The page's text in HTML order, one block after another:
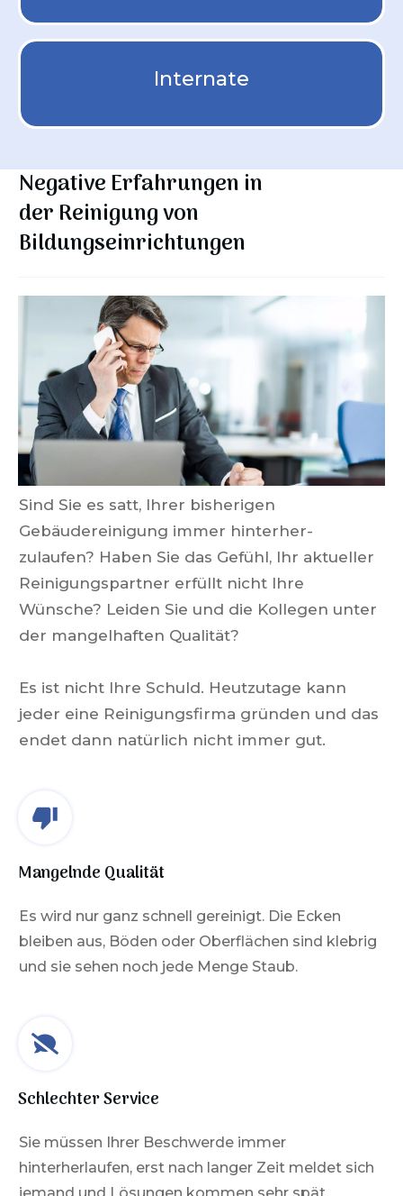
Internate
Negative Erfahrungen in
derReinigung von
Bildungseinrichtungen
Sind Sie es satt, Ihrer bisherigen
Gebäudereinigung immer hinterher-
zulaufen? Haben Sie das Gefühl, Ihr aktueller
Reinigungspartner erfüllt nicht Ihre
Wünsche? Leiden Sie und die Kollegen unter
der mangelhaften Qualität?
Es ist nicht Ihre Schuld. Heutzutage kann
jeder eine Reinigungsfirma gründen und das
endet dann natürlich nicht immer gut.
Mangelnde Qualität
Es wird nur ganz schnell gereinigt. Die Ecken
bleiben aus, Böden oder Oberflächen sind klebrig
und sie sehen noch jede Menge Staub.
Schlechter Service
Sie müssen Ihrer Beschwerde immer
hinterherlaufen, erst nach langer Zeit meldet sich